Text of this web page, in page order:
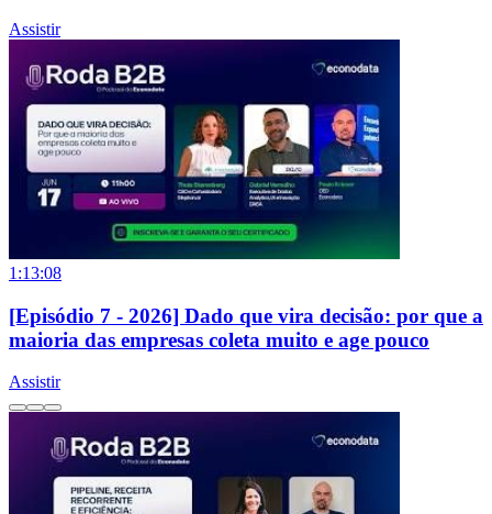
Assistir
1:13:08
[Episódio 7 - 2026] Dado que vira decisão: por que a
maioria das empresas coleta muito e age pouco
Assistir